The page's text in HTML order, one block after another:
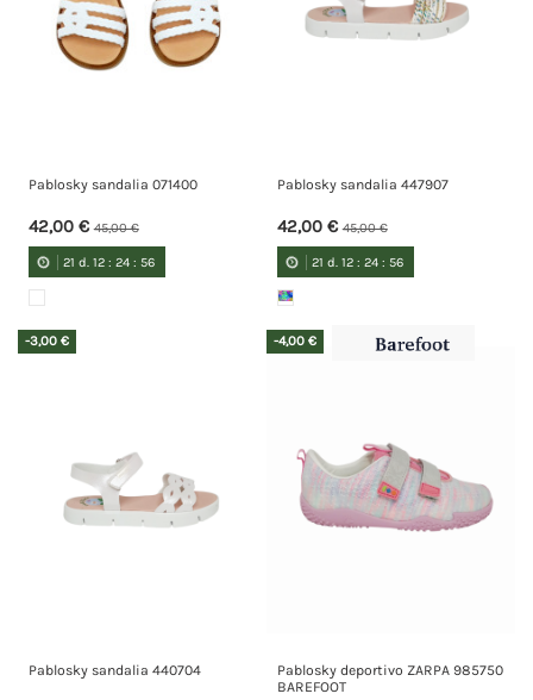
Pablosky sandalia 071400
42,00 €45,00 €
21 d. 12 :24 :55
Pablosky sandalia 447907
42,00 €45,00 €
21 d. 12 :24 :55
-3,00 €
Pablosky sandalia 440704
-4,00 €
Pablosky deportivo ZARPA 985750
BAREFOOT